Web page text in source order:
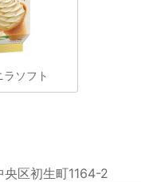
ソフト
区初生町1164-2